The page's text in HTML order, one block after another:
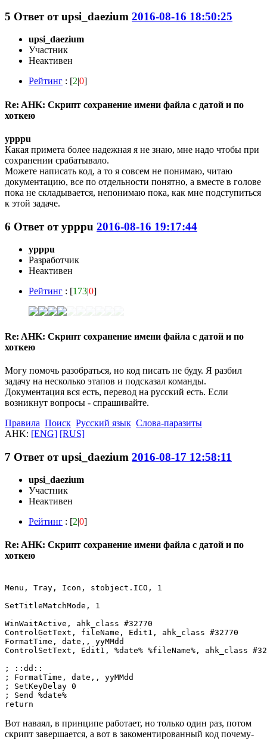
5 Ответ отupsi_daezium 2016-08-16 18:50:25
upsi_daezium
Участник
Неактивен
Рейтинг : [2|0]
Re: AHK: Скрипт сохранение имени файла с датой и по
хоткею
ypppu
Какая примета более надежная я не знаю, мне надо чтобы при
сохранении срабатывало.
Можете написать код, а то я совсем не понимаю, читаю
документацию, все по отдельности понятно, а вместе в голове
пока не складывается, непонимаю пока, как мне подступиться
к этой задаче.
6 Ответ отypppu 2016-08-16 19:17:44
ypppu
Разработчик
Неактивен
Рейтинг : [173|0]
Re: AHK: Скрипт сохранение имени файла с датой и по
хоткею
Могу помочь разобраться, но код писать не буду. Я разбил
задачу на несколько этапов и подсказал команды.
Документация вся есть, перевод на русский есть. Если
возникнут вопросы - спрашивайте.
Правила Поиск Русский язык Слова-паразиты
AHK: [ENG] [RUS]
7 Ответ отupsi_daezium 2016-08-17 12:58:11
upsi_daezium
Участник
Неактивен
Рейтинг : [2|0]
Re: AHK: Скрипт сохранение имени файла с датой и по
хоткею
Menu, Tray, Icon, stobject.ICO, 1
SetTitleMatchMode, 1
WinWaitActive, ahk_class #32770
ControlGetText, fileName, Edit1, ahk_class #32770
FormatTime, date,, yyMMdd
ControlSetText, Edit1, %date% %fileName%, ahk_class
; ::dd::
; FormatTime, date,, yyMMdd
; SetKeyDelay 0
; Send %date%
Вот наваял, в принципе работает, но только один раз, потом
скрипт завершается, а вот в закоментированный код почему-